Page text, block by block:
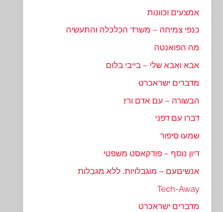
אמצעים וכוונות
כנפי צמיחה – משרד הכלכלה והתעשיה
מה הפואנטה
אבא ואבא שלי – בייבי בלום
מדברים ישראכרט
הבשורה – עם אדם ורז
דברו עם דפני
שמעו סיפור
דיון נוסף – פודקאסט משפטי
אנשיםעם – מוגבלויות, ללא מגבלות
Tech-Away
מדברים ישראכרט